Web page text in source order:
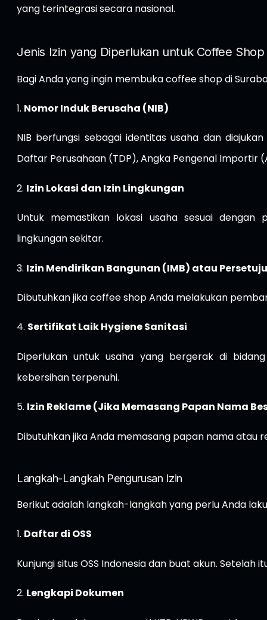
yang terintegrasi secara nasional.
Jenis Izin yang Diperlukan untuk Coffee Shop
Bagi Anda yang ingin membuka coffee shop di
1. Nomor Induk Berusaha (NIB)
NIB berfungsi sebagai identitas usaha dan
Daftar Perusahaan (TDP), Angka Pengenal Importir
2. Izin Lokasi dan Izin Lingkungan
Untuk memastikan lokasi usaha sesuai
lingkungan sekitar.
3. Izin Mendirikan Bangunan (IMB) atau
Dibutuhkan jika coffee shop Anda melakukan
4. Sertifikat Laik Hygiene Sanitasi
Diperlukan untuk usaha yang bergerak di
kebersihan terpenuhi.
5. Izin Reklame (Jika Memasang Papan Nama
Dibutuhkan jika Anda memasang papan nama atau
Langkah-Langkah Pengurusan Izin
Berikut adalah langkah-langkah yang perlu Anda
1. Daftar di OSS
Kunjungi situsOSS Indonesiadan buat akun. Setelah
2. Lengkapi Dokumen